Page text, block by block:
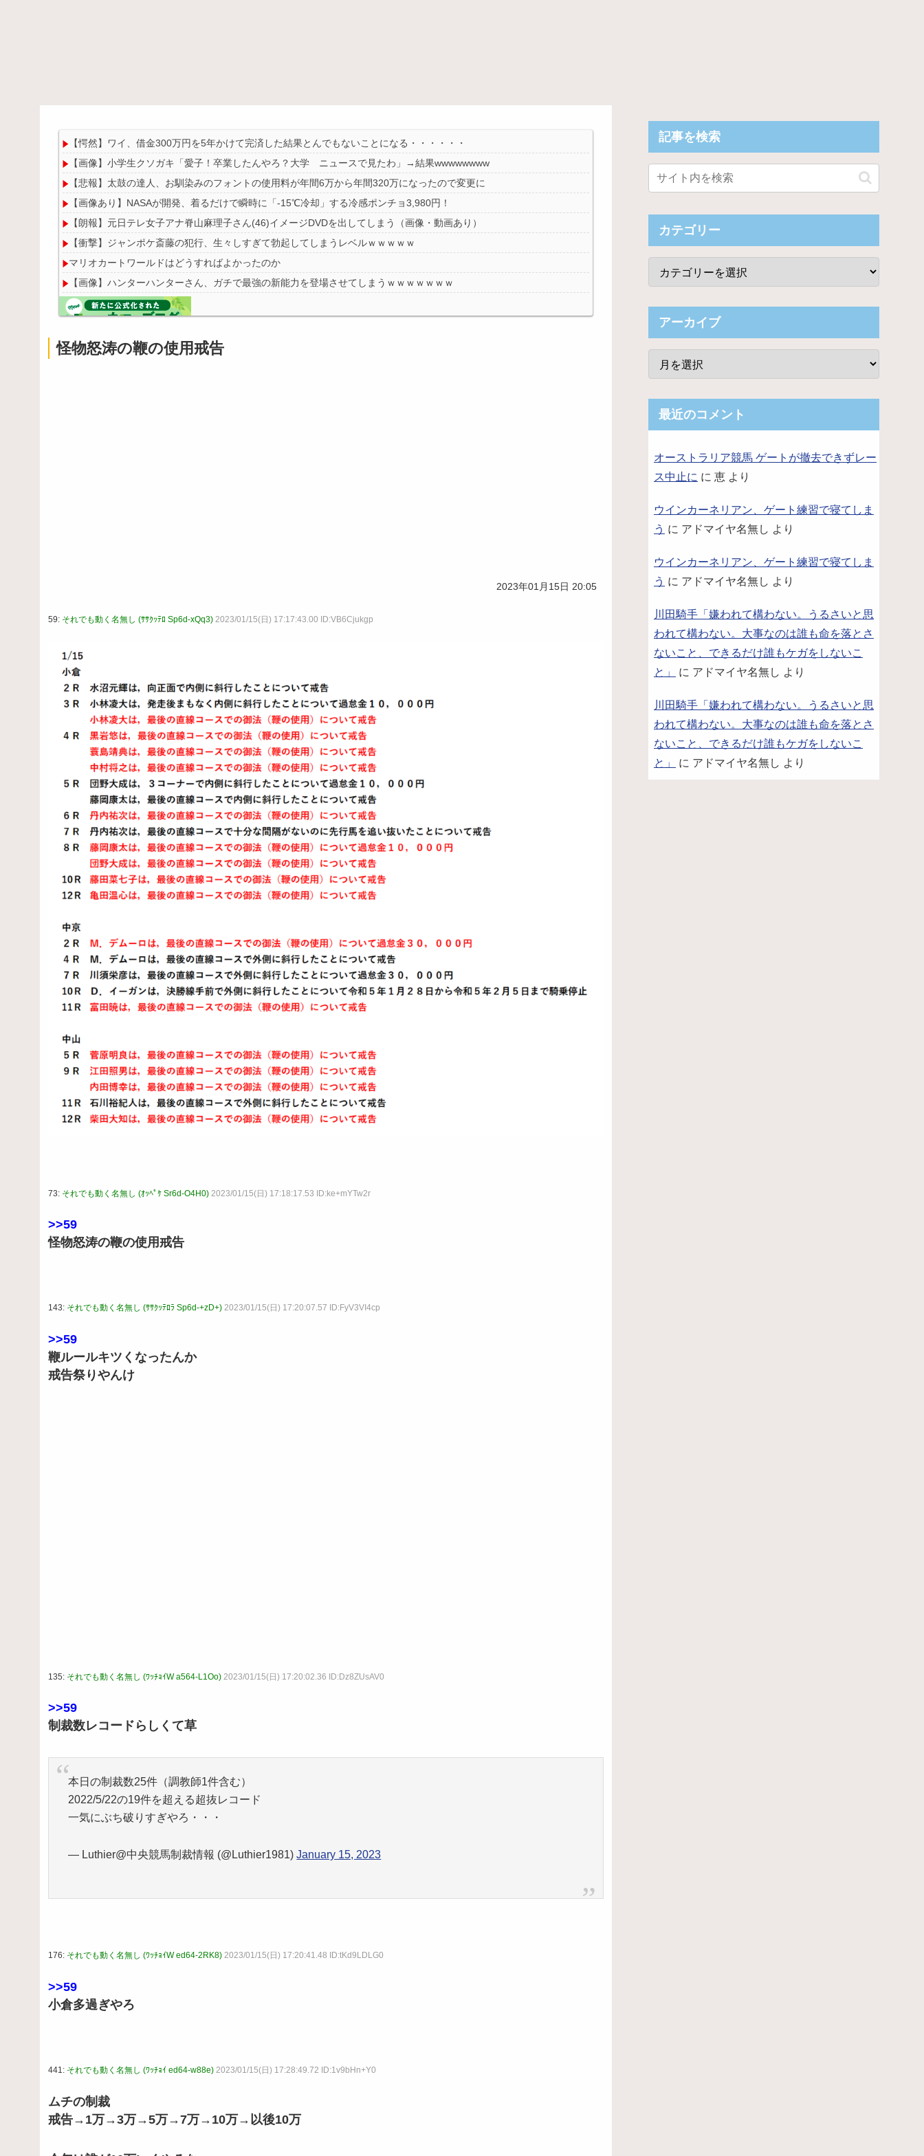
【愕然】ワイ、借金300万円を5年かけて完済した結果とんでもないことになる・・・・・・
【画像】小学生クソガキ「愛子！卒業したんやろ？大学 ニュースで見たわ」→結果wwwwwwww
【悲報】太鼓の達人、お馴染みのフォントの使用料が年間6万から年間320万になったので変更に
【画像あり】NASAが開発、着るだけで瞬時に「-15℃冷却」する冷感ポンチョ3,980円！
【朗報】元日テレ女子アナ脊山麻理子さん(46)イメージDVDを出してしまう（画像・動画あり）
【衝撃】ジャンポケ斎藤の犯行、生々しすぎて勃起してしまうレベルｗｗｗｗｗ
マリオカートワールドはどうすればよかったのか
【画像】ハンターハンターさん、ガチで最強の新能力を登場させてしまうｗｗｗｗｗｗｗ
Powered by livedoor 相互RSS
怪物怒涛の鞭の使用戒告
2023年01月15日 20:05
59: それでも動く名無し (ｻｻｸｯﾃﾛ Sp6d-xQq3) 2023/01/15(日) 17:17:43.00 ID:VB6Cjukgp
73: それでも動く名無し (ｵｯﾍﾟｹ Sr6d-O4H0) 2023/01/15(日) 17:18:17.53 ID:ke+mYTw2r
>>59
怪物怒涛の鞭の使用戒告
143: それでも動く名無し (ｻｻｸｯﾃﾛﾗ Sp6d-+zD+) 2023/01/15(日) 17:20:07.57 ID:FyV3VI4cp
>>59
鞭ルールキツくなったんか
戒告祭りやんけ
135: それでも動く名無し (ﾜｯﾁｮｲW a564-L1Oo) 2023/01/15(日) 17:20:02.36 ID:Dz8ZUsAV0
>>59
制裁数レコードらしくて草
本日の制裁数25件（調教師1件含む）
2022/5/22の19件を超える超抜レコード
一気にぶち破りすぎやろ・・・
— Luthier@中央競馬制裁情報 (@Luthier1981)January 15, 2023
176: それでも動く名無し (ﾜｯﾁｮｲW ed64-2RK8) 2023/01/15(日) 17:20:41.48 ID:tKd9LDLG0
>>59
小倉多過ぎやろ
441: それでも動く名無し (ﾜｯﾁｮｲ ed64-w88e) 2023/01/15(日) 17:28:49.72 ID:1v9bHn+Y0
ムチの制裁
戒告→1万→3万→5万→7万→10万→以後10万
記事を検索
カテゴリー
アーカイブ
最近のコメント
オーストラリア競馬 ゲートが撤去できずレー
ス中止に に 恵 より
ウインカーネリアン、ゲート練習で寝てしま
う に アドマイヤ名無し より
ウインカーネリアン、ゲート練習で寝てしま
う に アドマイヤ名無し より
川田騎手「嫌われて構わない。うるさいと思
われて構わない。大事なのは誰も命を落とさ
ないこと、できるだけ誰もケガをしないこ
と」
に アドマイヤ名無し より
川田騎手「嫌われて構わない。うるさいと思
われて構わない。大事なのは誰も命を落とさ
ないこと、できるだけ誰もケガをしないこ
と」
に アドマイヤ名無し より